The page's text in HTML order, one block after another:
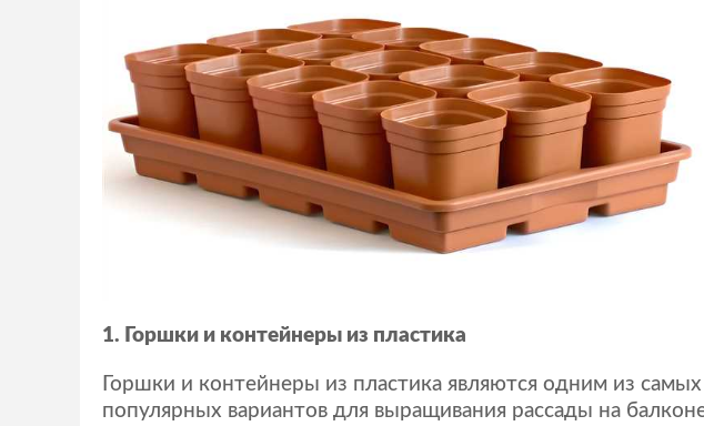
1. Горшки и контейнеры из пластика
Горшки и контейнеры из пластика являются одним из самых
популярных вариантов для выращивания рассады на